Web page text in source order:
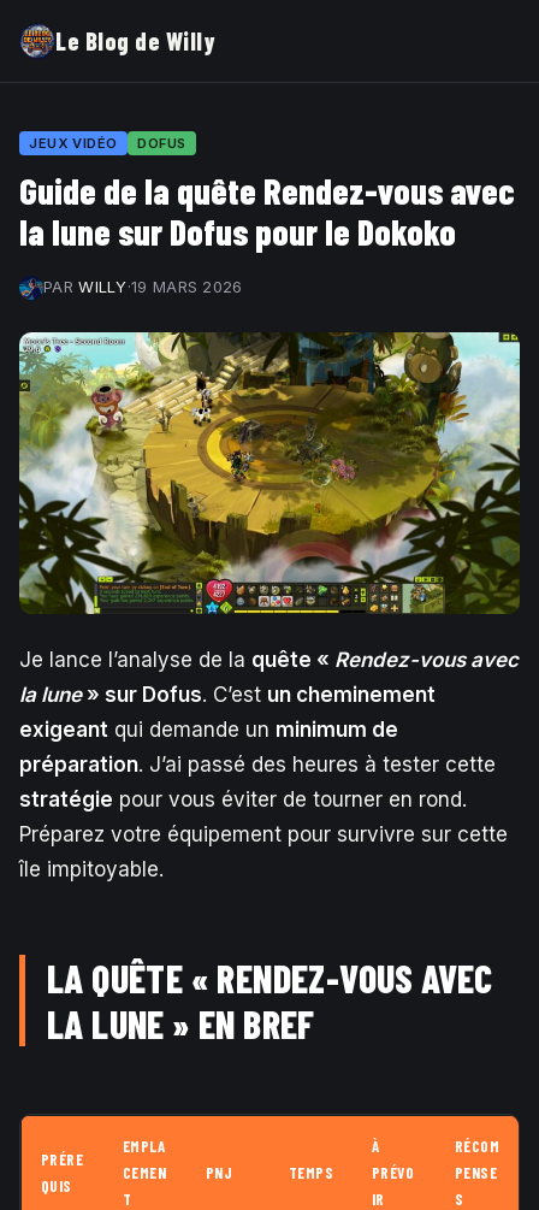
Le Blog de Willy
JEUX VIDÉO DOFUS
Guide de la quête Rendez-vous avec
la lune sur Dofus pour le Dokoko
PARWILLY·19 MARS 2026
Je lance l’analyse de la quête « Rendez-vous avec
la lune» sur Dofus. C’est un cheminement
exigeant qui demande un minimum de
préparation. J’ai passé des heures à tester cette
stratégie pour vous éviter de tourner en rond.
Préparez votre équipement pour survivre sur cette
île impitoyable.
LA QUÊTE « RENDEZ-VOUS AVEC
LA LUNE » EN BREF
PRÉRE
QUIS
EMPLA
CEMEN
T
PNJ TEMPS
À
PRÉVO
IR
RÉCOM
PENSE
S